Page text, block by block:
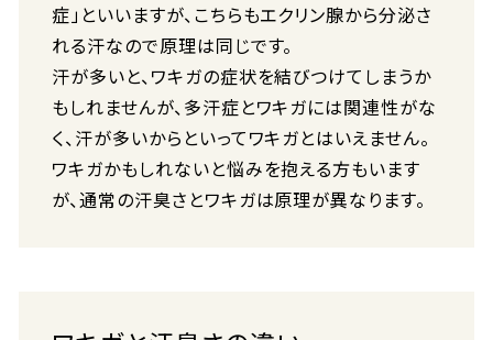
症」といいますが、こちらもエクリン腺から分泌さ
れる汗なので原理は同じです。
汗が多いと、ワキガの症状を結びつけてしまうか
もしれませんが、多汗症とワキガには関連性がな
く、汗が多いからといってワキガとはいえません。
ワキガかもしれないと悩みを抱える方もいます
が、通常の汗臭さとワキガは原理が異なります。